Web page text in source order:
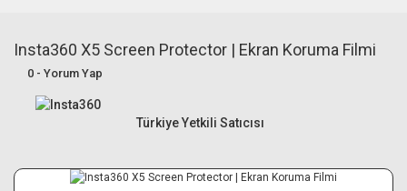
Canon R6 Mark IIIBundle Setler
Alışverişe
Insta360 X5 Screen Protector | Ekran Koruma Filmi
0 - Yorum Yap
Türkiye Yetkili Satıcısı